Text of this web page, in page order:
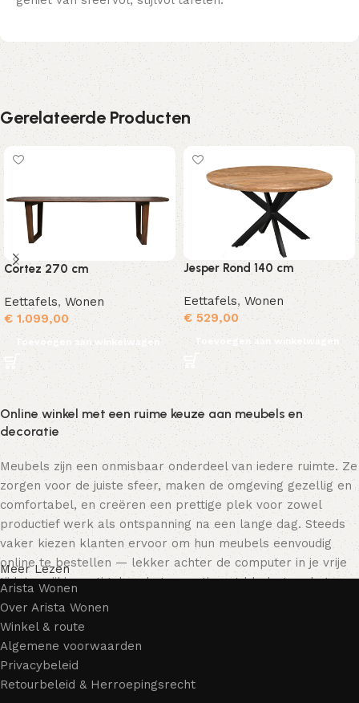
Gerelateerde Producten
Cortez 270 cm
Eettafels, Wonen
€ 1.099,00
Toevoegen aan winkelwagen
Jesper Rond 140 cm
Eettafels,Wonen
€529,00
Toevoegen aan winkelwagen
Online winkel met een ruime keuze aan meubels en
decoratie
Meubels zijn een onmisbaar onderdeel van iedere ruimte. Ze
zorgen voor de juiste sfeer, maken de omgeving gezellig en
comfortabel, en creëren een prettige plek voor zowel
productief werk als ontspanning na een lange dag. Steeds
vaker kiezen klanten ervoor om hun meubels eenvoudig
online te bestellen — lekker achter de computer in je vrije
tijd, terwijl je rustig door het assortiment bladert en het
meubelstuk kiest dat bij je past. Onze online winkel biedt
een uitgebreide catalogus met meubels voor zowel thuis als
kantoor.
Meubelproductie is een moderne vorm van kunst
Meer Lezen
Arista Wonen
Over Arista Wonen
Winkel & route
Algemene voorwaarden
Privacybeleid
Retourbeleid & Herroepingsrecht